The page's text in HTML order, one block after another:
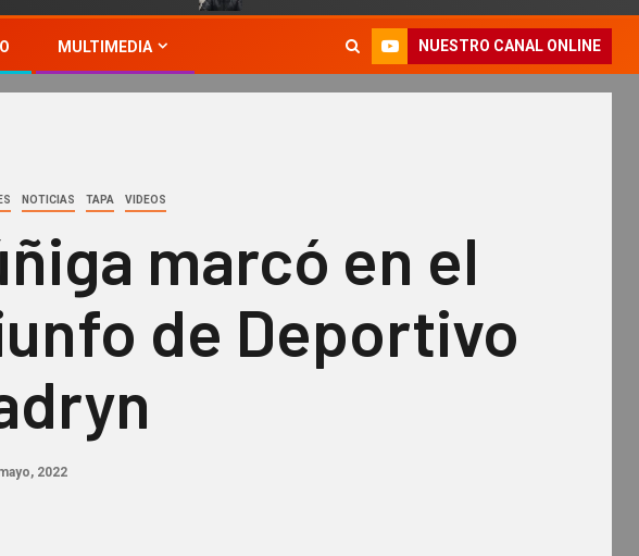
MULTIMEDIA NUESTRO CANAL ONLINE
NOTICIAS TAPA VIDEOS
marcó en el
de Deportivo
2022